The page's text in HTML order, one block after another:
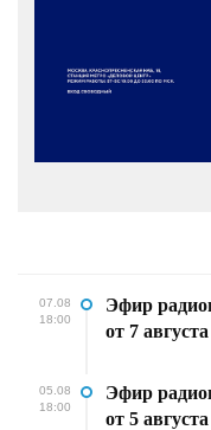
07.08
18:00
Эфир
от 7
05.08
18:00
Эфир
от 5